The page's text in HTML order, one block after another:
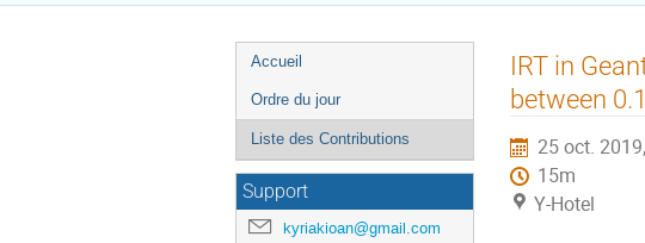
Menu
de
l'événement
Accueil
Ordre du jour
Liste des Contributions
Support
kyriakioan@gmail.com
IRT in
between
25 oct.
15m
Y-Hotel